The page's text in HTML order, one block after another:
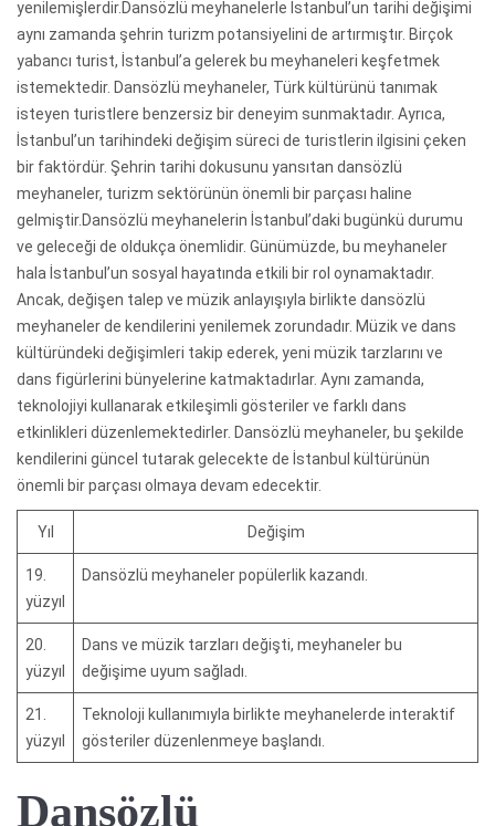
yenilemişlerdir.Dansözlü meyhanelerle İstanbul’un tarihi değişimi
aynı zamanda şehrin turizm potansiyelini de artırmıştır. Birçok
yabancı turist, İstanbul’a gelerek bu meyhaneleri keşfetmek
istemektedir. Dansözlü meyhaneler, Türk kültürünü tanımak
isteyen turistlere benzersiz bir deneyim sunmaktadır. Ayrıca,
İstanbul’un tarihindeki değişim süreci de turistlerin ilgisini çeken
bir faktördür. Şehrin tarihi dokusunu yansıtan dansözlü
meyhaneler, turizm sektörünün önemli bir parçası haline
gelmiştir.Dansözlü meyhanelerin İstanbul’daki bugünkü durumu
ve geleceği de oldukça önemlidir. Günümüzde, bu meyhaneler
hala İstanbul’un sosyal hayatında etkili bir rol oynamaktadır.
Ancak, değişen talep ve müzik anlayışıyla birlikte dansözlü
meyhaneler de kendilerini yenilemek zorundadır. Müzik ve dans
kültüründeki değişimleri takip ederek, yeni müzik tarzlarını ve
dans figürlerini bünyelerine katmaktadırlar. Aynı zamanda,
teknolojiyi kullanarak etkileşimli gösteriler ve farklı dans
etkinlikleri düzenlemektedirler. Dansözlü meyhaneler, bu şekilde
kendilerini güncel tutarak gelecekte de İstanbul kültürünün
önemli bir parçası olmaya devam edecektir.
Yıl Değişim
19.
yüzyıl
Dansözlü meyhaneler popülerlik kazandı.
20.
yüzyıl
Dans ve müzik tarzları değişti, meyhaneler bu
değişime uyum sağladı.
21.
yüzyıl
Teknoloji kullanımıyla birlikte meyhanelerde interaktif
gösteriler düzenlenmeye başlandı.
Dansözlü